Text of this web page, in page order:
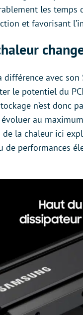
les
et favorisant
avec
le potentiel du
n’est donc
au
la chaleur ici
performances